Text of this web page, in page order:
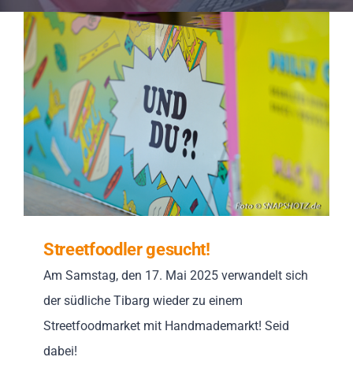
Events
Impressionen
Über uns
SUCHE
NACH:
Streetfoodler gesucht!
Am Samstag, den 17. Mai 2025 verwandelt sich
der südliche Tibarg wieder zu einem
Streetfoodmarket mit Handmademarkt! Seid
dabei!